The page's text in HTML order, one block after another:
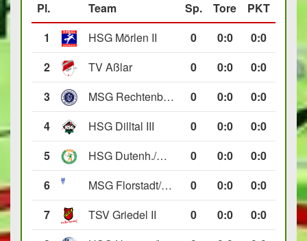
Pl. Team Sp. Tore
PKT
1
HSG Mörlen II 0 0:0
0:0
2
TV Aßlar 0 0:0
0:0
3
MSG Rechtenbach/Wetzlar II 0 0:0
0:0
4
HSG Dilltal III 0 0:0
0:0
5
HSG Dutenh./Münchholzh. IV 0 0:0
0:0
6
MSG Florstadt/Gettenau II 0 0:0
0:0
7
TSV Griedel II 0 0:0
0:0